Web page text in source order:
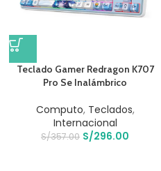
Teclado Gamer Redragon K707
Pro Se Inalámbrico
Computo, Teclados,
Internacional
S/357.00 S/296.00